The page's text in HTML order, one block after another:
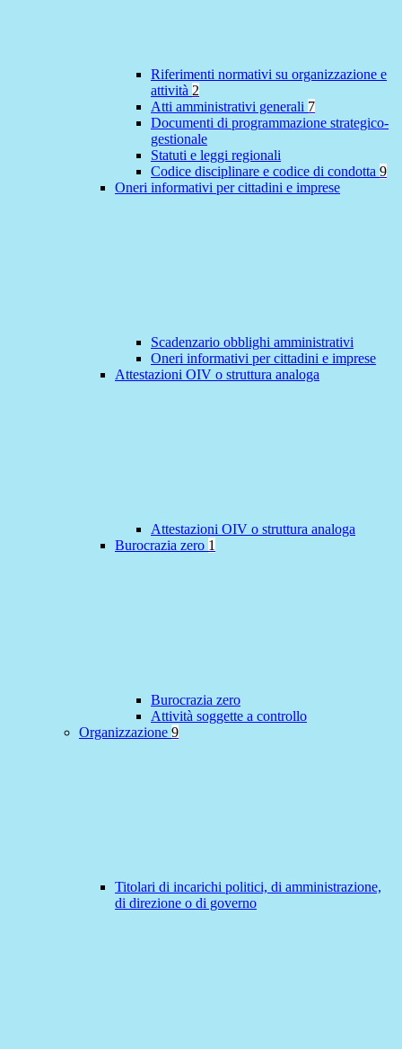
Riferimenti normativi su organizzazione e
attività 2
Atti amministrativi generali 7
Documenti di programmazione strategico-
gestionale
Statuti e leggi regionali
Codice disciplinare e codice di condotta 9
Oneri informativi per cittadini e imprese
Scadenzario obblighi amministrativi
Oneri informativi per cittadini e imprese
Attestazioni OIV o struttura analoga
Attestazioni OIV o struttura analoga
Burocrazia zero 1
Burocrazia zero
Attività soggette a controllo
Organizzazione 9
Titolari di incarichi politici, di amministrazione,
di direzione o di governo